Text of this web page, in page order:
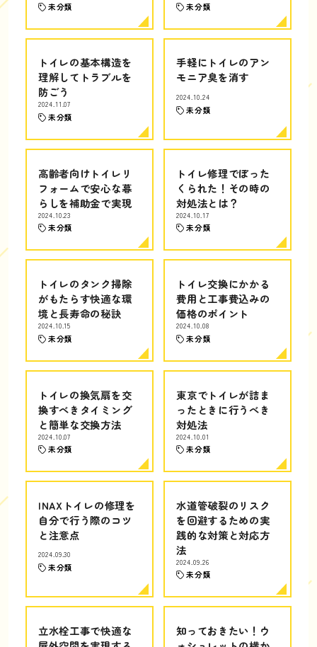
未分類 未分類
トイレの基本構造を
理解してトラブルを
防ごう
2024.11.07
未分類
手軽にトイレのアン
モニア臭を消す
2024.10.24
未分類
高齢者向けトイレリ
フォームで安心な暮
らしを補助金で実現
2024.10.23
未分類
トイレ修理でぼった
くられた！その時の
対処法とは？
2024.10.17
未分類
トイレのタンク掃除
がもたらす快適な環
境と長寿命の秘訣
2024.10.15
未分類
トイレ交換にかかる
費用と工事費込みの
価格のポイント
2024.10.08
未分類
トイレの換気扇を交
換すべきタイミング
と簡単な交換方法
2024.10.07
未分類
東京でトイレが詰ま
ったときに行うべき
対処法
2024.10.01
未分類
INAXトイレの修理を
自分で行う際のコツ
と注意点
2024.09.30
未分類
水道管破裂のリスク
を回避するための実
践的な対策と対応方
法
2024.09.26
未分類
立水栓工事で快適な
知っておきたい！ウ